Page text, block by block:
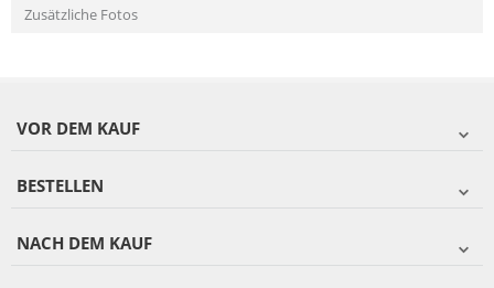
Zusätzliche Fotos
VOR DEM KAUF
BESTELLEN
NACH DEM KAUF